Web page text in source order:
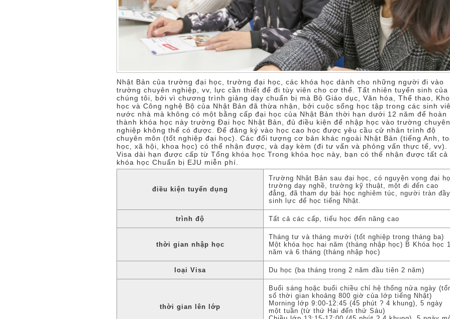
Nhật Bản của trường đại học, trường đại học, các khóa học dành cho những người đi vào
trường chuyên nghiệp, vv, lực cần thiết để đi tùy viên cho cơ thể. Tất nhiên tuyển sinh của
chúng tôi, bởi vì chương trình giảng dạy chuẩn bị mà Bộ Giáo dục, Văn hóa, Thể thao,
học và Công nghệ Bộ của Nhật Bản đã thừa nhận, bởi cuộc sống học tập trong các sinh
nước nhà mà không có một bằng cấp đại học của Nhật Bản thời hạn dưới 12 năm để hoàn
thành khóa học này trường Đại học Nhật Bản, đủ điều kiện để nhập học vào trường chuyên
nghiệp không thể có được. Để đăng ký vào học cao học được yêu cầu cử nhân trình độ
chuyên môn (tốt nghiệp đại học). Các đối tượng cơ bản khác ngoài Nhật Bản (tiếng Anh,
học, xã hội, khoa học) có thể nhận được, và dạy kèm (đi tư vấn và phỏng vấn thực tế, vv).
Visa dài hạn được cấp từ Tổng khóa học Trong khóa học này, bạn có thể nhận được tất cả
khóa học Chuẩn bị EJU miễn phí.
điều kiện tuyển dụng
Trường Nhật Bản sau đại học, có nguyện vọng đại
trường dạy nghề, trường kỹ thuật, một đi đến cao
đẳng, đã tham dự bài học nghiêm túc, người tràn đầy
sinh lực để học tiếng Nhật.
trình độ Tất cả các cấp, tiểu học đến nâng cao
thời gian nhập học
Tháng tư và tháng mười (tốt nghiệp trong tháng ba)
Một khóa học hai năm (tháng nhập học) B Khóa học 1
năm và 6 tháng (tháng nhập học)
loại Visa Du học (ba tháng trong 2 năm đầu tiên 2 năm)
thời gian lên lớp
Buổi sáng hoặc buổi chiều chỉ hệ thống nửa ngày
số thời gian khoảng 800 giờ của lớp tiếng Nhật)
Morning lớp 9:00-12:45 (45 phút ? 4 khung), 5 ngày
một tuần (từ thứ Hai đến thứ Sáu)